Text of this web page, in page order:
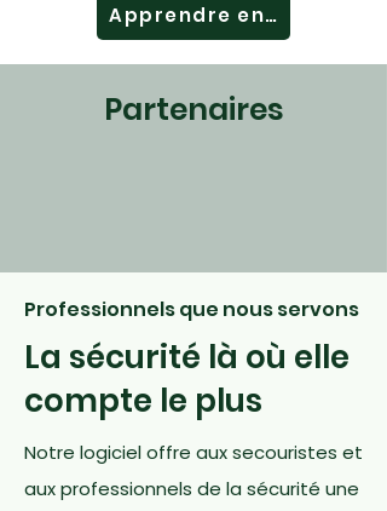
Apprendre encore plus
Partenaires
Professionnels que nous servons
La sécurité là où elle
compte le plus
Notre logiciel offre aux secouristes et
aux professionnels de la sécurité une